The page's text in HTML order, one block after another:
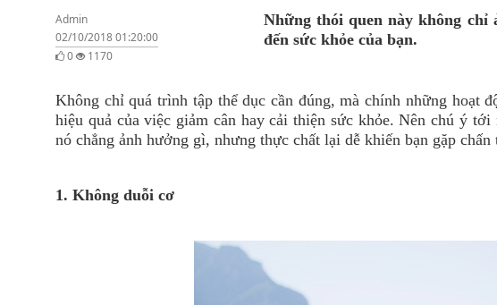
Admin
02/10/2018 01:20:00
0
1170
Những thói quen này không chỉ
đến sức khỏe của bạn.
Không chỉ quá trình tập thể dục cần đúng, mà chính những hoạt
hiệu quả của việc giảm cân hay cải thiện sức khỏe. Nên chú ý
nó chẳng ảnh hưởng gì, nhưng thực chất lại dễ khiến bạn gặp
1. Không duỗi cơ